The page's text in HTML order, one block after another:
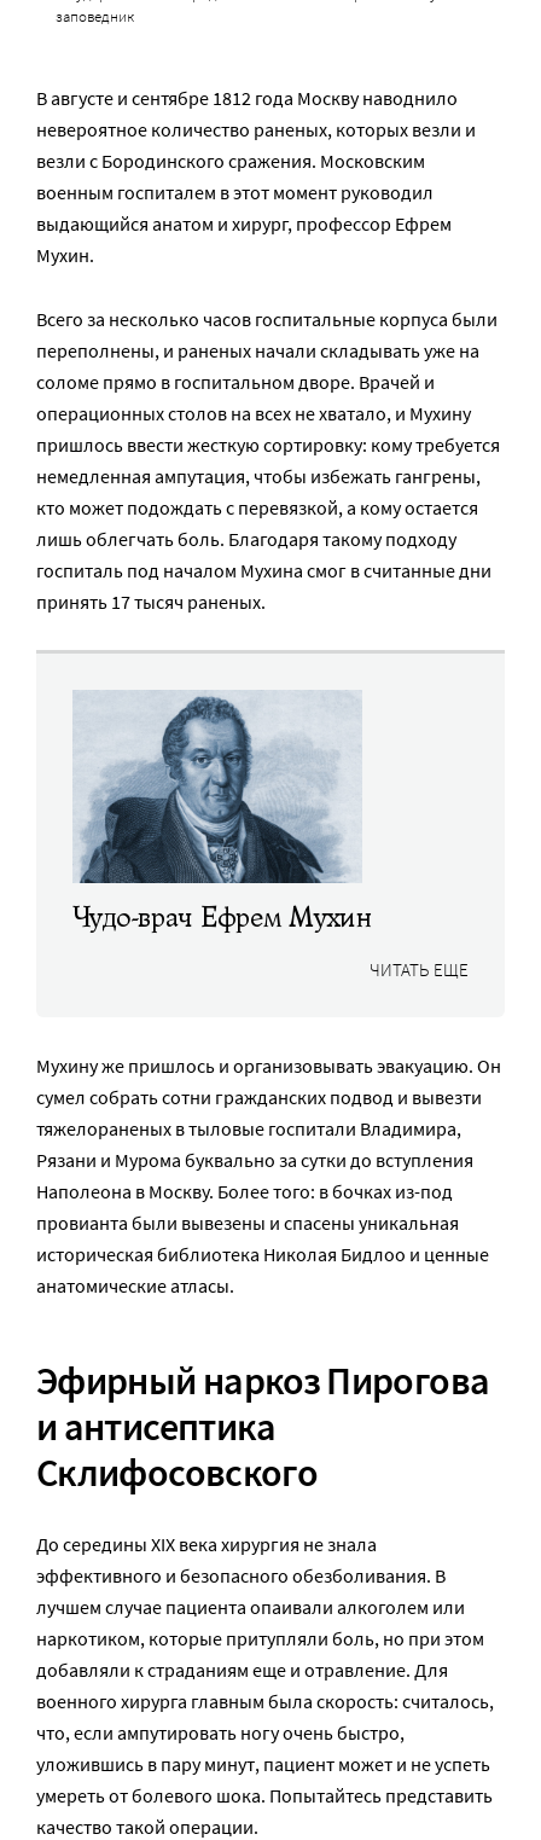
заповедник
В августе и сентябре 1812 года Москву наводнило
невероятное количество раненых, которых везли и
везли с Бородинского сражения. Московским
военным госпиталем в этот момент руководил
выдающийся анатом и хирург, профессор Ефрем
Мухин.
Всего за несколько часов госпитальные корпуса были
переполнены, и раненых начали складывать уже на
соломе прямо в госпитальном дворе. Врачей и
операционных столов на всех не хватало, и Мухину
пришлось ввести жесткую сортировку: кому требуется
немедленная ампутация, чтобы избежать гангрены,
кто может подождать с перевязкой, а кому остается
лишь облегчать боль. Благодаря такому подходу
госпиталь под началом Мухина смог в считанные дни
принять 17 тысяч раненых.
Чудо-врач Ефрем Мухин
ЧИТАТЬ ЕЩЕ
Мухину же пришлось и организовывать эвакуацию. Он
сумел собрать сотни гражданских подвод и вывезти
тяжелораненых в тыловые госпитали Владимира,
Рязани и Мурома буквально за сутки до вступления
Наполеона в Москву. Более того: в бочках из-под
провианта были вывезены и спасены уникальная
историческая библиотека Николая Бидлоо и ценные
анатомические атласы.
Эфирный наркоз Пирогова
и антисептика
Склифосовского
До середины XIX века хирургия не знала
эффективного и безопасного обезболивания. В
лучшем случае пациента опаивали алкоголем или
наркотиком, которые притупляли боль, но при этом
добавляли к страданиям еще и отравление. Для
военного хирурга главным была скорость: считалось,
что, если ампутировать ногу очень быстро,
уложившись в пару минут, пациент может и не успеть
умереть от болевого шока. Попытайтесь представить
качество такой операции.